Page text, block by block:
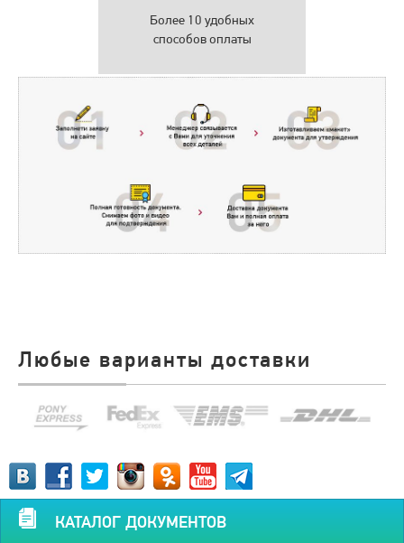
Более 10 удобных
способов оплаты
Любые варианты доставки
КАТАЛОГ ДОКУМЕНТОВ